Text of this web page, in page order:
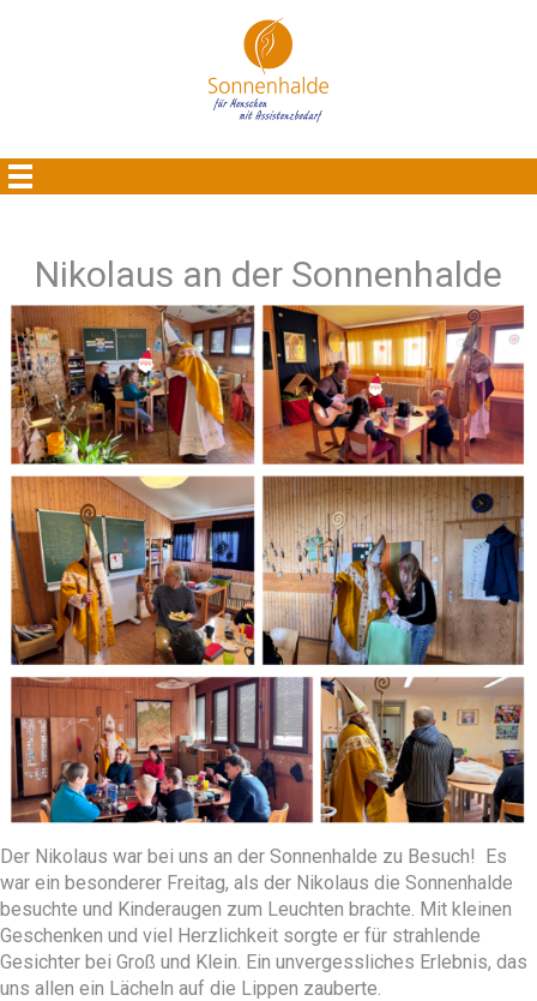
Nikolaus an der Sonnenhalde
Der Nikolaus war bei uns an der Sonnenhalde zu Besuch! Es
war ein besonderer Freitag, als der Nikolaus die Sonnenhalde
besuchte und Kinderaugen zum Leuchten brachte. Mit kleinen
Geschenken und viel Herzlichkeit sorgte er für strahlende
Gesichter bei Groß und Klein. Ein unvergessliches Erlebnis, das
uns allen ein Lächeln auf die Lippen zauberte.